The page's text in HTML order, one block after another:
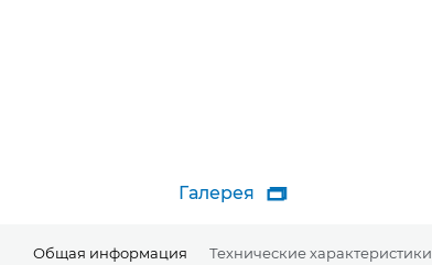
Галерея 
Общая информация Технические характеристики